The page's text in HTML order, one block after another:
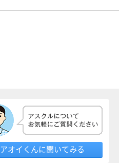
アオイくんに聞いてみる